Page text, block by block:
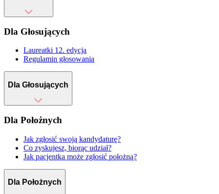
Dla Głosujących
Laureatki 12. edycja
Regulamin głosowania
Dla Głosujących
Dla Położnych
Jak zgłosić swoją kandydaturę?
Co zyskujesz, biorąc udział?
Jak pacjentka może zgłosić położną?
Dla Położnych